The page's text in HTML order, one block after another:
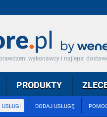
wykonawcy i najlepsi
USŁUGI DODAJ USŁUGĘ
PRODUKTY